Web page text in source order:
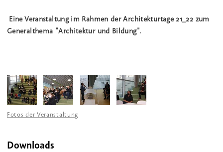
Eine Veranstaltung im Rahmen der Architekturtage 21_22 zum
Generalthema "Architektur und Bildung".
Fotos der Veranstaltung
Downloads